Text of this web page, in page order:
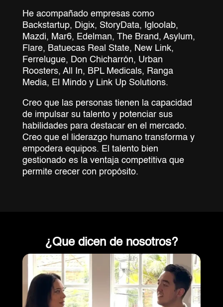
He acompañado empresas como
Backstartup, Digix, StoryData, Igloolab,
Mazdi, Mar6, Edelman, The Brand, Asylum,
Flare, Batuecas Real State, New Link,
Ferrelugue, Don Chicharrón, Urban
Roosters, All In, BPL Medicals, Ranga
Media, El Mindo y Link Up Solutions.
Creo que las personas tienen la capacidad
de impulsar su talento y potenciar sus
habilidades para destacar en el mercado.
Creo que el liderazgo humano transforma y
empodera equipos. El talento bien
gestionado es la ventaja competitiva que
permite crecer con propósito.
¿Que dicen de nosotros?